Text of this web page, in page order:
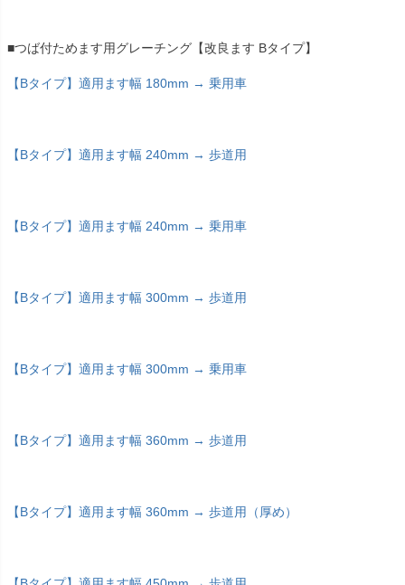
■つば付ためます用グレーチング【改良ます Bタイプ】
【Bタイプ】適用ます幅 180mm → 乗用車
【Bタイプ】適用ます幅 240mm → 歩道用
【Bタイプ】適用ます幅 240mm → 乗用車
【Bタイプ】適用ます幅 300mm → 歩道用
【Bタイプ】適用ます幅 300mm → 乗用車
【Bタイプ】適用ます幅 360mm → 歩道用
【Bタイプ】適用ます幅 360mm → 歩道用（厚め）